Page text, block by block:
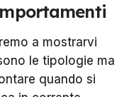
a mostrarvi
le tipologie ma
quando si